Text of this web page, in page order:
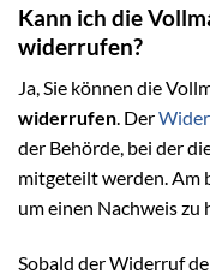
Kann ich die
widerrufen?
Ja, Sie können die
widerrufen. Der
der Behörde, bei der
mitgeteilt werden. Am
um einen Nachweis zu
Sobald der Widerruf